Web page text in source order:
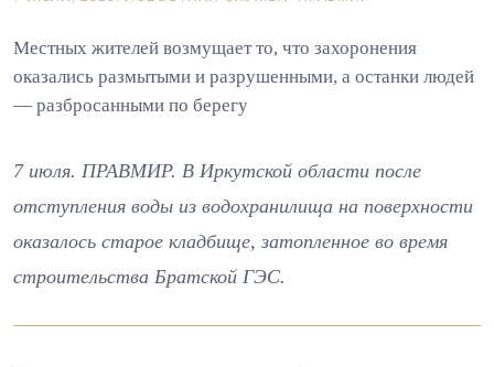
Местных жителей возмущает то, что захоронения
оказались размытыми и разрушенными, а останки людей
— разбросанными по берегу
7 июля. ПРАВМИР. В Иркутской области после
отступления воды из водохранилища на поверхности
оказалось старое кладбище, затопленное во время
строительства Братской ГЭС.